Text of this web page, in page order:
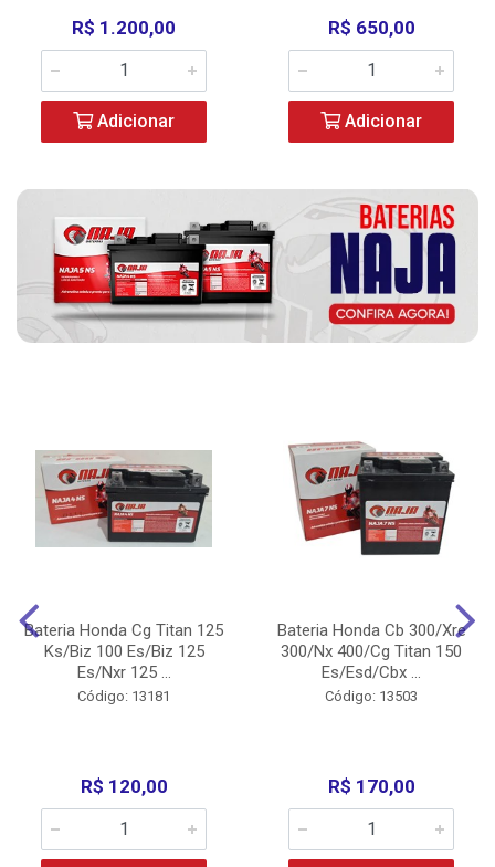
R$ 1.200,00
Adicionar
R$ 650,00
Adicionar
Bateria Honda Cg Titan 125
Ks/Biz 100 Es/Biz 125
Es/Nxr 125 ...
Código: 13181
R$ 120,00
Bateria Honda Cb 300/Xre
300/Nx 400/Cg Titan 150
Es/Esd/Cbx ...
Código: 13503
R$ 170,00